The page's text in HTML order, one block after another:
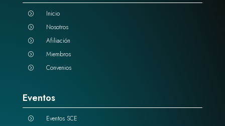
= Inicio
= Nosotros
= Afiliación
= Miembros
= Convenios
Eventos
= Eventos SCE